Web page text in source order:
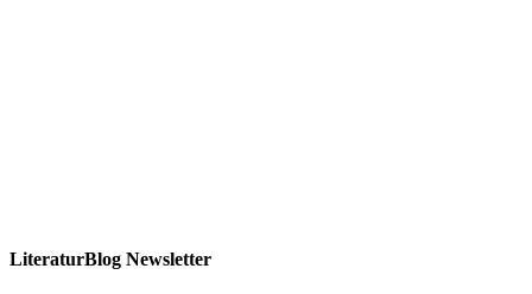
LiteraturBlog Newsletter